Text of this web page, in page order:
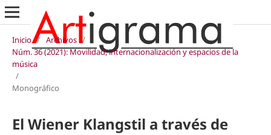
Inicio / Archivos /
Núm. 36 (2021): Movilidad, internacionalización y espacios de la
música
/
Monográfico
El Wiener Klangstil a través de